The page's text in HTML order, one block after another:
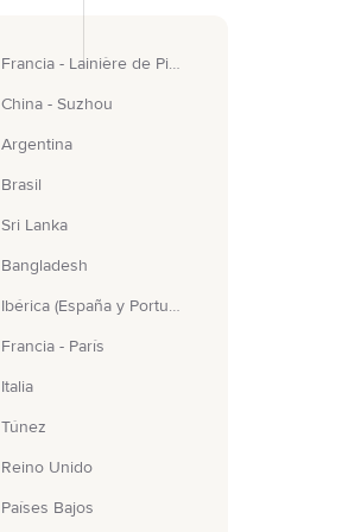
Francia - Lainière de Picardie
China - Suzhou
Argentina
Brasil
Sri Lanka
Bangladesh
Ibérica (España y Portugal)
Francia - París
Italia
Túnez
Reino Unido
Países Bajos